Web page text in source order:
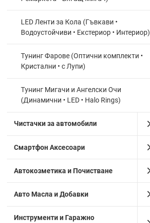
LED Ленти за Кола (Гъвкави •
Водоустойчиви • Екстериор • Интериор)
Тунинг Фарове (Оптични комплекти •
Кристални • с Лупи)
Тунинг Мигачи и Ангелски Очи
(Динамични • LED • Halo Rings)
Чистачки за автомобили
Смартфон Аксесоари
Автокозметика и Почистване
Авто Масла и Добавки
Инструменти и Гаражно